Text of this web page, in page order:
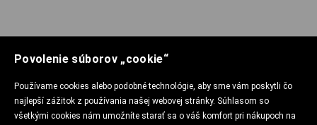
Povolenie súborov „cookie“
Používame cookies alebo podobné technológie, aby sme vám poskytli čo
najlepší zážitok z používania našej webovej stránky. Súhlasom so
všetkými cookies nám umožníte starať sa o váš komfort pri nákupoch na